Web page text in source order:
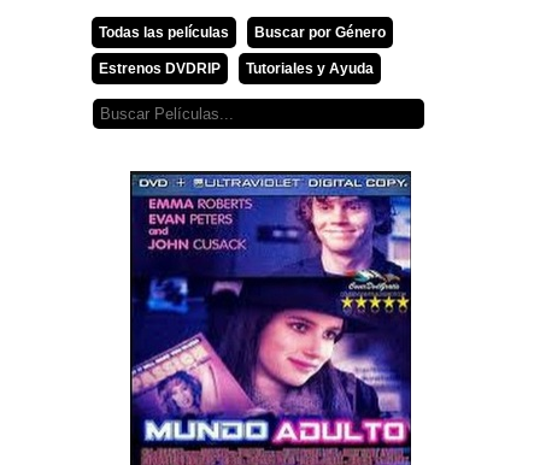
Todas las películas Buscar por Género
Estrenos DVDRIP Tutoriales y Ayuda